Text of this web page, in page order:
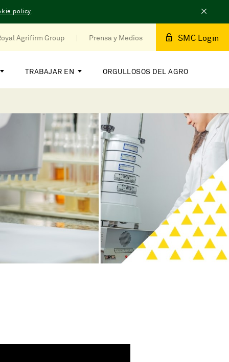
policy.
Agrifirm Group Prensa y Medios SMC Login
TRABAJAR EN ORGULLOSOS DEL AGRO